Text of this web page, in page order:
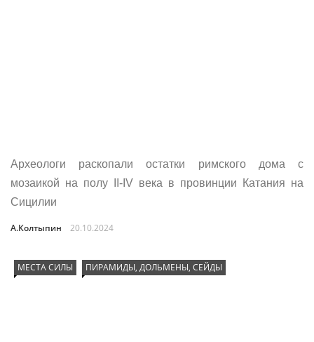
Археологи раскопали остатки римского дома с
мозаикой на полу II-IV века в провинции Катания на
Сицилии
А.Колтыпин 20.10.2024
МЕСТА СИЛЫ ПИРАМИДЫ, ДОЛЬМЕНЫ, СЕЙДЫ